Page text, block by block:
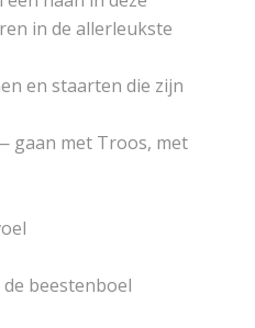
in de allerleukste
en staarten die zijn
gaan met Troos, met
beestenboel